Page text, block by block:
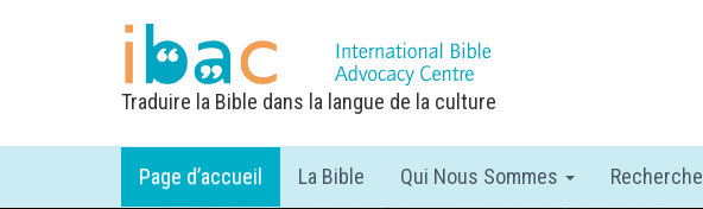
Traduire la Bible dans la langue de la culture
Page d’accueil La Bible Qui Nous Sommes Recherche